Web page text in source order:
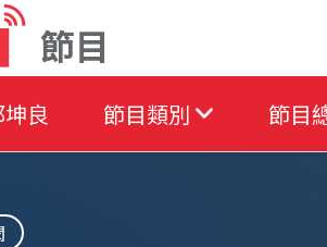
節目
良 節目類別 節目